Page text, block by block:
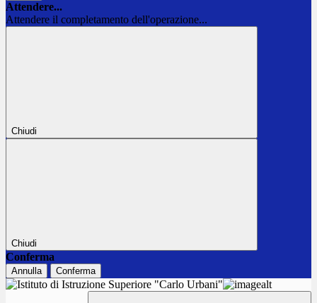
Attendere...
Attendere il completamento dell'operazione...
Chiudi
Chiudi
Conferma
Annulla Conferma